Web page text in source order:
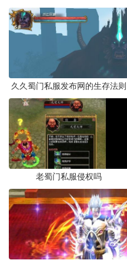
久久蜀门私服发布网的生存法则
老蜀门私服侵权吗